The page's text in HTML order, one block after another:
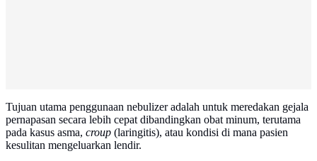
Tujuan utama penggunaan nebulizer adalah untuk meredakan gejala
pernapasan secara lebih cepat dibandingkan obat minum, terutama
pada kasus asma, croup (laringitis), atau kondisi di mana pasien
kesulitan mengeluarkan lendir.